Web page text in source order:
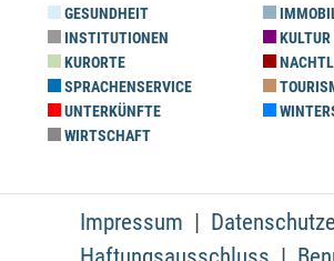
GESUNDHEIT
INSTITUTIONEN
KULTUR
KURORTE
SPRACHENSERVICE
UNTERKÜNFTE
WIRTSCHAFT
Impressum